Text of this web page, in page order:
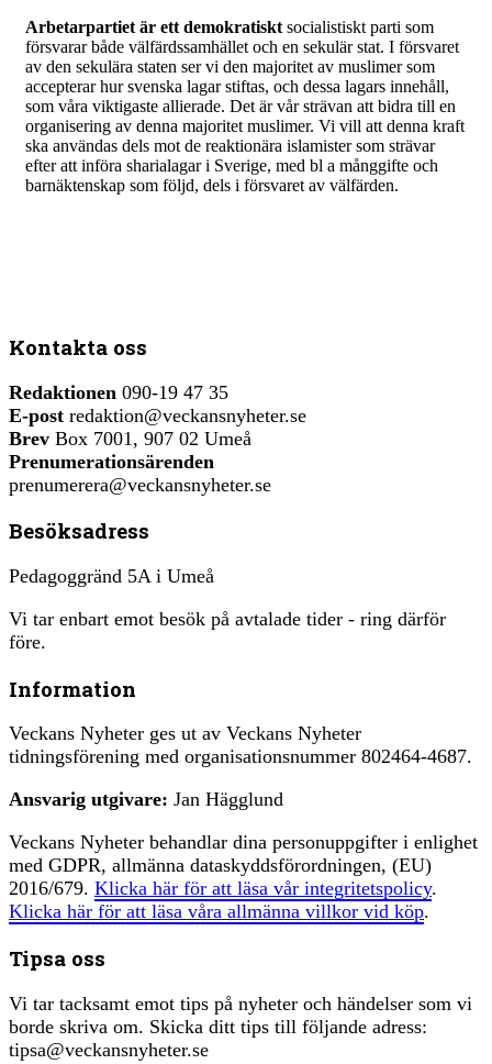
Arbetarpartiet är ett demokratiskt socialistiskt parti som
försvarar både välfärdssamhället och en sekulär stat. I försvaret
av den sekulära staten ser vi den majoritet av muslimer som
accepterar hur svenska lagar stiftas, och dessa lagars innehåll,
som våra viktigaste allierade. Det är vår strävan att bidra till en
organisering av denna majoritet muslimer. Vi vill att denna kraft
ska användas dels mot de reaktionära islamister som strävar
efter att införa sharialagar i Sverige, med bl a månggifte och
barnäktenskap som följd, dels i försvaret av välfärden.
Kontakta oss
Redaktionen 090-19 47 35
E-post redaktion@veckansnyheter.se
Brev Box 7001, 907 02 Umeå
Prenumerationsärenden
prenumerera@veckansnyheter.se
Besöksadress
Pedagoggränd 5A i Umeå
Vi tar enbart emot besök på avtalade tider - ring därför
före.
Information
Veckans Nyheter ges ut av Veckans Nyheter
tidningsförening med organisationsnummer 802464-4687.
Ansvarig utgivare: Jan Hägglund
Veckans Nyheter behandlar dina personuppgifter i enlighet
med GDPR, allmänna dataskyddsförordningen, (EU)
2016/679. Klicka här för att läsa vår integritetspolicy.
Klicka här för att läsa våra allmänna villkor vid köp.
Tipsa oss
Vi tar tacksamt emot tips på nyheter och händelser som vi
borde skriva om. Skicka ditt tips till följande adress:
tipsa@veckansnyheter.se